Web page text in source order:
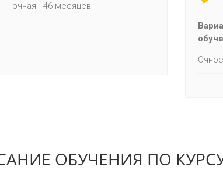
очная - 46 месяцев;
Очное
ОБУЧЕНИЯ ПО